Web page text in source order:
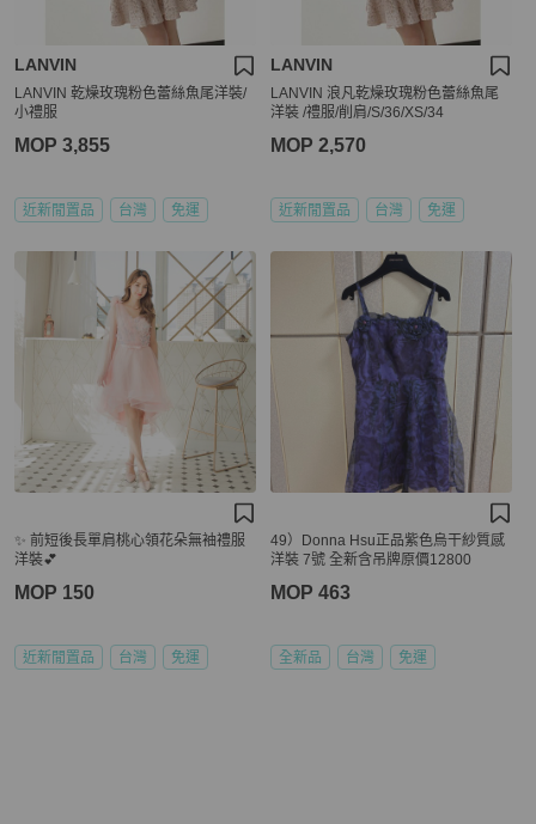
LANVIN
LANVIN 乾燥玫瑰粉色蕾絲魚尾洋裝/
小禮服
MOP 3,855
近新閒置品 台灣 免運
LANVIN
LANVIN 浪凡乾燥玫瑰粉色蕾絲魚尾
洋裝 /禮服/削肩/S/36/XS/34
MOP 2,570
近新閒置品 台灣 免運
✨ 前短後長單肩桃心領花朵無袖禮服
洋裝💕
MOP 150
近新閒置品 台灣 免運
49）Donna Hsu正品紫色烏干紗質感
洋裝 7號 全新含吊牌原價12800
MOP 463
全新品 台灣 免運